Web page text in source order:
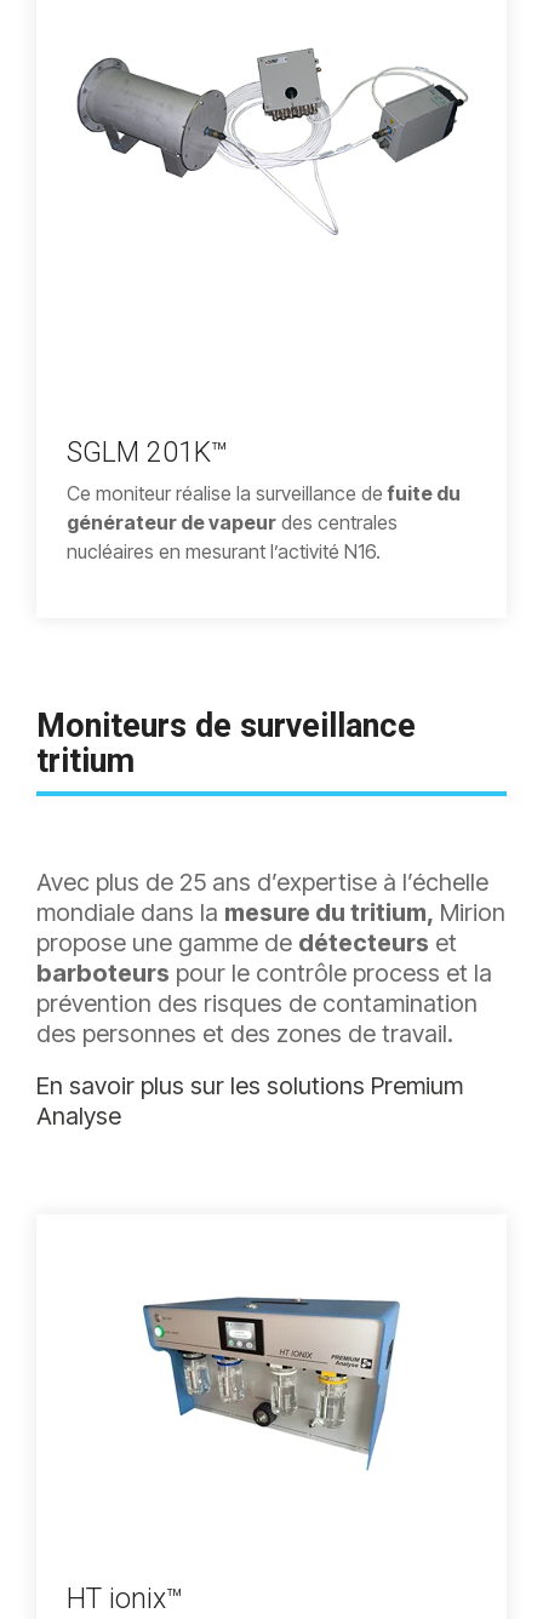
SGLM 201K™
Ce moniteur réalise la surveillance de fuite du
générateur de vapeur des centrales
nucléaires en mesurant l’activité N16.
Moniteurs de surveillance
tritium
Avec plus de 25 ans d’expertise à l’échelle
mondiale dans la mesure du tritium, Mirion
propose une gamme de détecteurs et
barboteurs pour le contrôle process et la
prévention des risques de contamination
des personnes et des zones de travail.
En savoir plus sur les solutions Premium
Analyse
HT ionix™